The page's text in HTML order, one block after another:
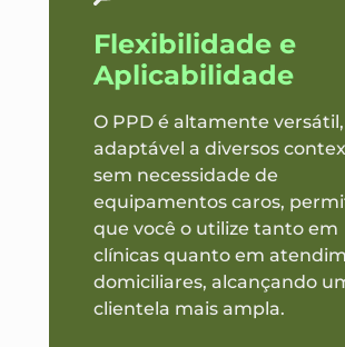
Flexibilidade e
Aplicabilidade
O PPD é altamente versátil,
adaptável a diversos
sem necessidade de
equipamentos caros,
que você o utilize tanto em
clínicas quanto em
domiciliares, alcançando
clientela mais ampla.